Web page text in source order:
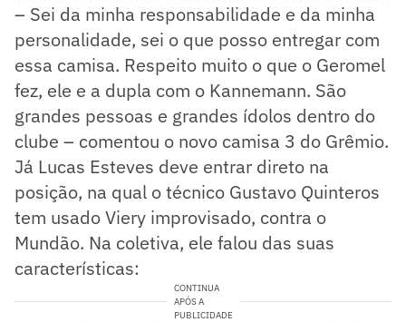
– Sei da minha responsabilidade e da minha
personalidade, sei o que posso entregar com
essa camisa. Respeito muito o que o Geromel
fez, ele e a dupla com o Kannemann. São
grandes pessoas e grandes ídolos dentro do
clube – comentou o novo camisa 3 do Grêmio.
Já Lucas Esteves deve entrar direto na
posição, na qual o técnico Gustavo Quinteros
tem usado Viery improvisado, contra o
Mundão. Na coletiva, ele falou das suas
características:
CONTINUA
APÓS A
PUBLICIDADE